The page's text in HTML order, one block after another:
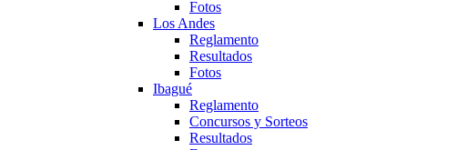
Fotos
Los Andes
Reglamento
Resultados
Fotos
Ibagué
Reglamento
Concursos y Sorteos
Resultados